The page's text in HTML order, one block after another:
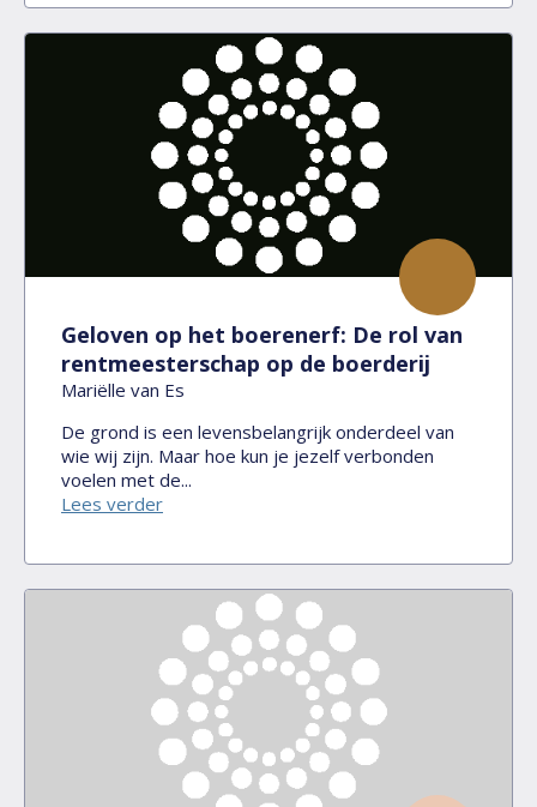
Geloven op het boerenerf: De rol van
rentmeesterschap op de boerderij
Mariëlle van Es
De grond is een levensbelangrijk onderdeel van
wie wij zijn. Maar hoe kun je jezelf verbonden
voelen met de...
Lees verder